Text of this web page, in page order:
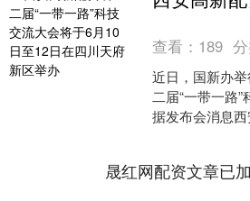
查看： 189
近日，国新办
二届“一带一路”
据发布会消息
晟红网配资文章已